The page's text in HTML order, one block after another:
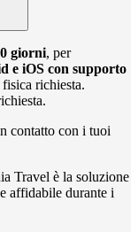
giorni, per
e iOS con supporto
richiesta.
contatto con i tuoi
Travel è la soluzione
affidabile durante i